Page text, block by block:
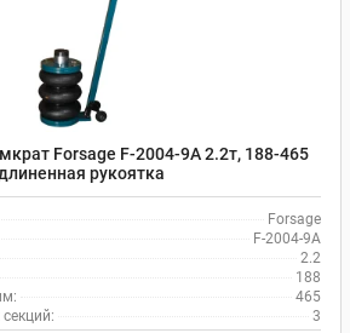
Forsage F-2004-9A 2.2т, 188-465
рукоятка
Forsage
F-2004-9A
2.2
188
465
3